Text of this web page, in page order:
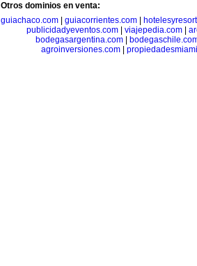
Otros dominios en venta:
guiachaco.com
guiacorrientes.com
publicidadyeventos.com| viajepedia.com|
bodegasargentina.com|
agroinversiones.com